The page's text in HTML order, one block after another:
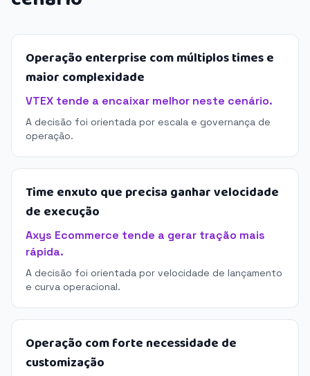
Operação enterprise com múltiplos times e
maior complexidade
VTEX tende a encaixar melhor neste cenário.
A decisão foi orientada por escala e governança de
operação.
Time enxuto que precisa ganhar velocidade
de execução
Axys Ecommerce tende a gerar tração mais
rápida.
A decisão foi orientada por velocidade de lançamento
e curva operacional.
Operação com forte necessidade de
customização